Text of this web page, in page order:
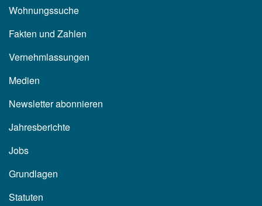
Wohnungssuche
Fakten und Zahlen
Vernehmlassungen
Medien
Newsletter abonnieren
Jahresberichte
Jobs
Grundlagen
Statuten